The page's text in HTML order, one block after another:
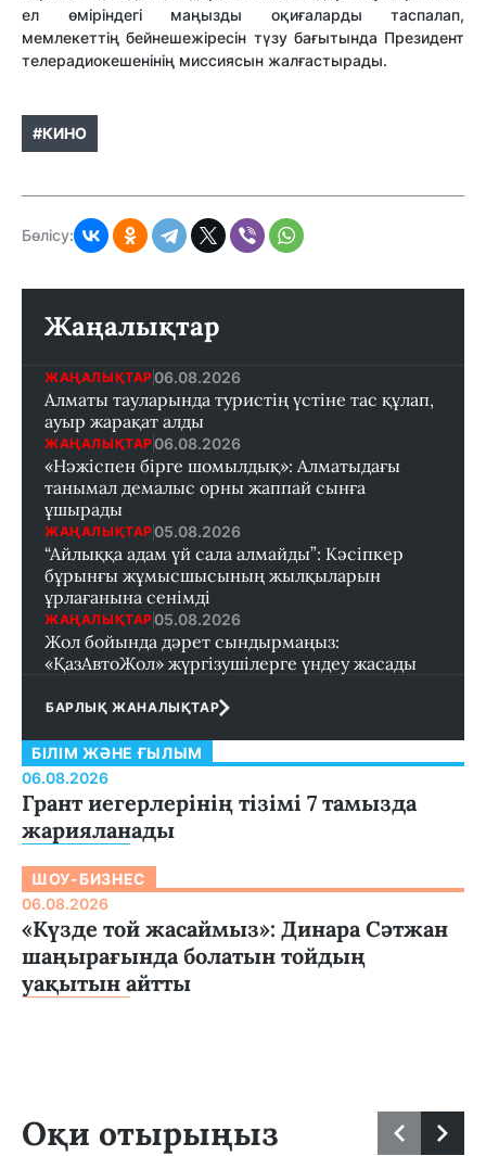
ел өміріндегі маңызды оқиғаларды таспалап,
мемлекеттің бейнешежіресін түзу бағытында Президент
телерадиокешенінің миссиясын жалғастырады.
#КИНО
Бөлісу:
Жаңалықтар
ЖАҢАЛЫҚТАР 06.08.2026
Алматы тауларында туристің үстіне тас құлап,
ауыр жарақат алды
ЖАҢАЛЫҚТАР 06.08.2026
«Нәжіспен бірге шомылдық»: Алматыдағы
танымал демалыс орны жаппай сынға
ұшырады
ЖАҢАЛЫҚТАР 05.08.2026
“Айлыққа адам үй сала алмайды”: Кәсіпкер
бұрынғы жұмысшысының жылқыларын
ұрлағанына сенімді
ЖАҢАЛЫҚТАР 05.08.2026
Жол бойында дәрет сындырмаңыз:
«ҚазАвтоЖол» жүргізушілерге үндеу жасады
БАРЛЫҚ ЖАНАЛЫҚТАР
БІЛІМ ЖӘНЕ ҒЫЛЫМ
06.08.2026
Грант иегерлерінің тізімі 7 тамызда
жарияланады
ШОУ-БИЗНЕС
06.08.2026
«Күзде той жасаймыз»: Динара Сәтжан
шаңырағында болатын тойдың
уақытын айтты
Оқи отырыңыз